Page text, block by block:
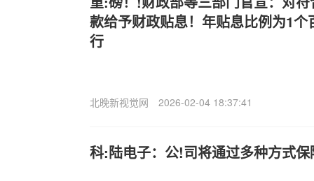
款给予财政贴息！年贴息比例为1
行
北晚新视觉网 2026-02-04 18:37:41
科:陆电子：公!司将通过多种方式